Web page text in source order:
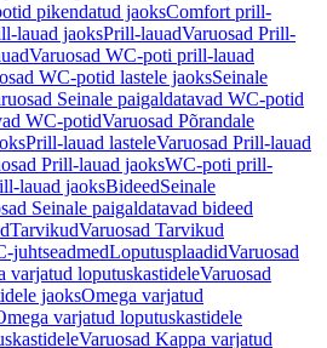
pikendatud jaoksComfort prill-
lauad jaoksPrill-lauadVaruosad Prill-
Varuosad WC-poti prill-lauad
WC-potid lastele jaoksSeinale
Seinale paigaldatavad WC-potid
WC-potidVaruosad Põrandale
Prill-lauad lasteleVaruosad Prill-lauad
Prill-lauad jaoksWC-poti prill-
lauad jaoksBideedSeinale
Seinale paigaldatavad bideed
TarvikudVaruosad Tarvikud
juhtseadmedLoputusplaadidVaruosad
varjatud loputuskastideleVaruosad
jaoksOmega varjatud
varjatud loputuskastidele
Varuosad Kappa varjatud